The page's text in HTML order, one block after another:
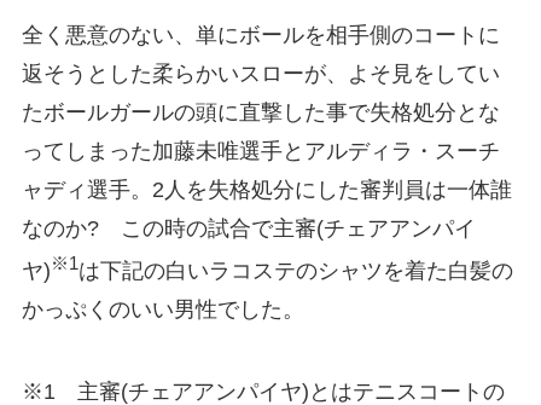
全く悪意のない、単にボールを相手側のコートに
返そうとした柔らかいスローが、よそ見をしてい
たボールガールの頭に直撃した事で失格処分とな
ってしまった加藤未唯選手とアルディラ・スーチ
ャディ選手。2人を失格処分にした審判員は一体誰
なのか? この時の試合で主審(チェアアンパイ
ヤ)※1は下記の白いラコステのシャツを着た白髪の
かっぷくのいい男性でした。
※1 主審(チェアアンパイヤ)とはテニスコートの